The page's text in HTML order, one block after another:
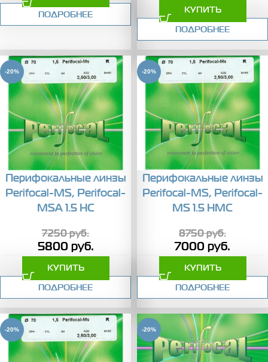
ПОДРОБНЕЕ КУПИТЬ
ПОДРОБНЕЕ
-20%
Перифокальные линзы
Perifocal-MS, Perifocal-
MSA 1.5 HC
7250руб.
5800 руб.
КУПИТЬ
ПОДРОБНЕЕ
-20%
Перифокальные линзы
Perifocal-MS, Perifocal-
MS 1.5 HMC
8750руб.
7000 руб.
КУПИТЬ
ПОДРОБНЕЕ
-20% -20%